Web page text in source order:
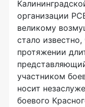
организации
великому
стало
протяжении
участником
носит
боевого